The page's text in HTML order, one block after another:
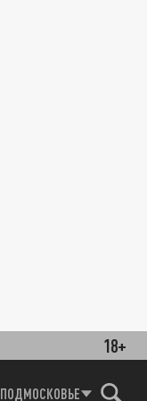
18+
ПОДМОСКОВЬЕ